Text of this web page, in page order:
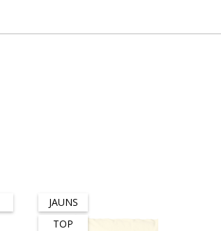
JAUNS
TOP